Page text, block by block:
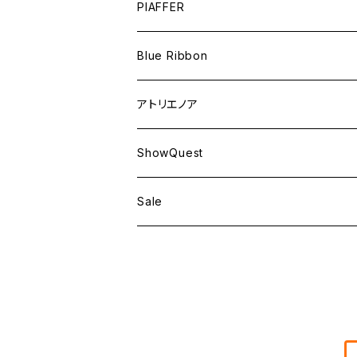
PIAFFER
Blue Ribbon
アトリエノア
ShowQuest
Sale